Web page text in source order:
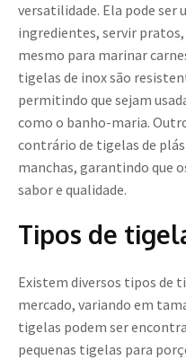
versatilidade. Ela pode
ingredientes, servir
mesmo para marinar
tigelas de inox são
permitindo que sejam
como o banho-maria.
contrário de tigelas de
manchas, garantindo que
sabor e qualidade.
Tipos de
Existem diversos tipos de
mercado, variando em
tigelas podem ser
pequenas tigelas para